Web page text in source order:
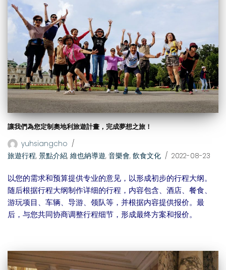
讓我們為您定制奧地利旅遊計畫，完成夢想之旅！
yuhsiangcho
旅遊行程, 景點介紹, 維也納導遊, 音樂會, 飲食文化 2022-08-23
以您的需求和预算提供专业的意见，以形成初步的行程大纲。
随后根据行程大纲制作详细的行程，内容包含、酒店、餐食、
游玩项目、车辆、导游、领队等，并根据内容提供报价。最
后，与您共同协商调整行程细节，形成最终方案和报价。